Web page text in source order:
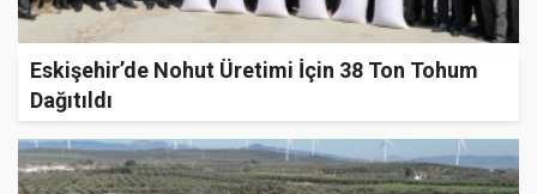
Eskişehir’de Nohut Üretimi İçin 38 Ton Tohum
Dağıtıldı